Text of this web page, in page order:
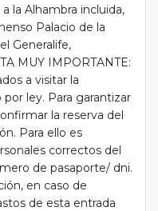
la Alhambra incluida,
Palacio de la
Generalife,
MUY IMPORTANTE:
a visitar la
ley. Para garantizar
la reserva del
Para ello es
correctos del
de pasaporte/ dni.
en caso de
de esta entrada